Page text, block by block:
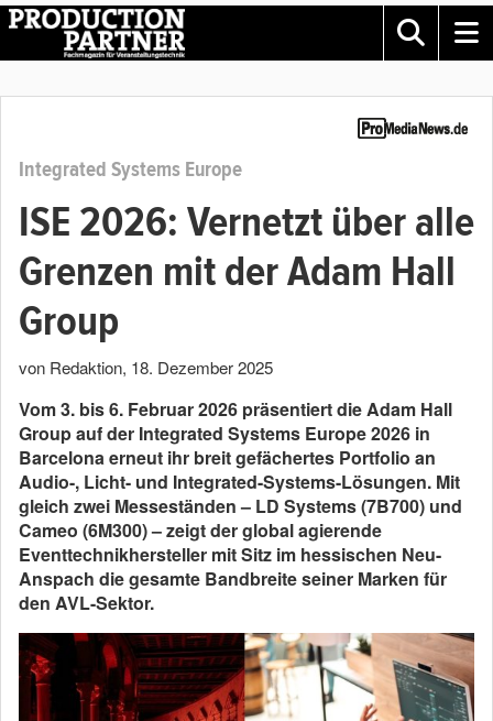
Integrated Systems Europe
ISE 2026: Vernetzt über alle
Grenzen mit der Adam Hall
Group
von Redaktion, 18. Dezember 2025
Vom 3. bis 6. Februar 2026 präsentiert die Adam Hall
Group auf der Integrated Systems Europe 2026 in
Barcelona erneut ihr breit gefächertes Portfolio an
Audio-, Licht- und Integrated-Systems-Lösungen. Mit
gleich zwei Messeständen – LD Systems (7B700) und
Cameo (6M300) – zeigt der global agierende
Eventtechnikhersteller mit Sitz im hessischen Neu-
Anspach die gesamte Bandbreite seiner Marken für
den AVL-Sektor.